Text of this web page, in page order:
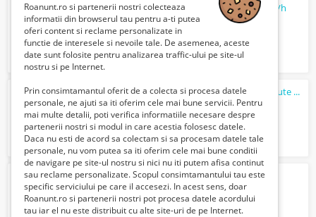
Carucior electric Meyra IChair MC1 - 6 km/h
4770 Lei
Sistem de pozitionare a capului cu 3 pernute Biomechanix
440 Lei
Scaune cu rotile invalizi - Drive
540 Lei
Roanunt.ro si partenerii nostri colecteaza
informatii din browserul tau pentru a-ti putea
oferi content si reclame personalizate in
functie de interesele si nevoile tale. De asemenea, aceste
date sunt folosite pentru analizarea traffic-ului pe site-ul
nostru si pe Internet.
Prin consimtamantul oferit de a colecta si procesa datele
personale, ne ajuti sa iti oferim cele mai bune servicii. Pentru
mai multe detalii, poti verifica informatiile necesare despre
partenerii nostri si modul in care acestia folosesc datele.
Daca nu esti de acord sa colectam si sa procesam datele tale
personale, nu vom putea sa iti oferim cele mai bune conditii
de navigare pe site-ul nostru si nici nu iti putem afisa continut
sau reclame personalizate. Scopul consimtamantului tau este
specific serviciului pe care il accesezi. In acest sens, doar
Roanunt.ro si partenerii nostri pot procesa datele acordului
tau iar el nu este distribuit cu alte site-uri de pe Internet.